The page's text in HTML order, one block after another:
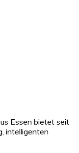
Essen bietet seit
intelligenten